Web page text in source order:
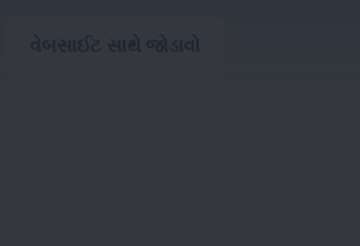
વેબસાઈટ સાથે જોડાવો